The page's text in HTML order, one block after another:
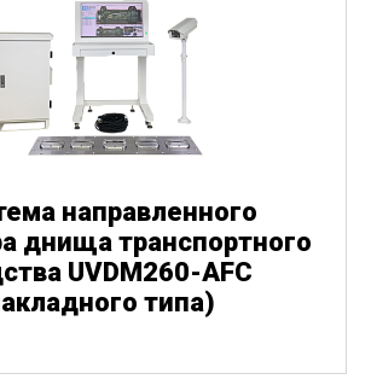
направленного
днища транспортного
UVDM260-AFC
типа)